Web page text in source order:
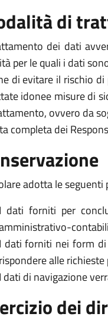
di
dei dati
per le quali i dati
di evitare il rischio
idonee misure di
ovvero da
completa dei
adotta le
I dati forniti per
I dati forniti nei form di
rispondere alle
I dati di navigazione
dei